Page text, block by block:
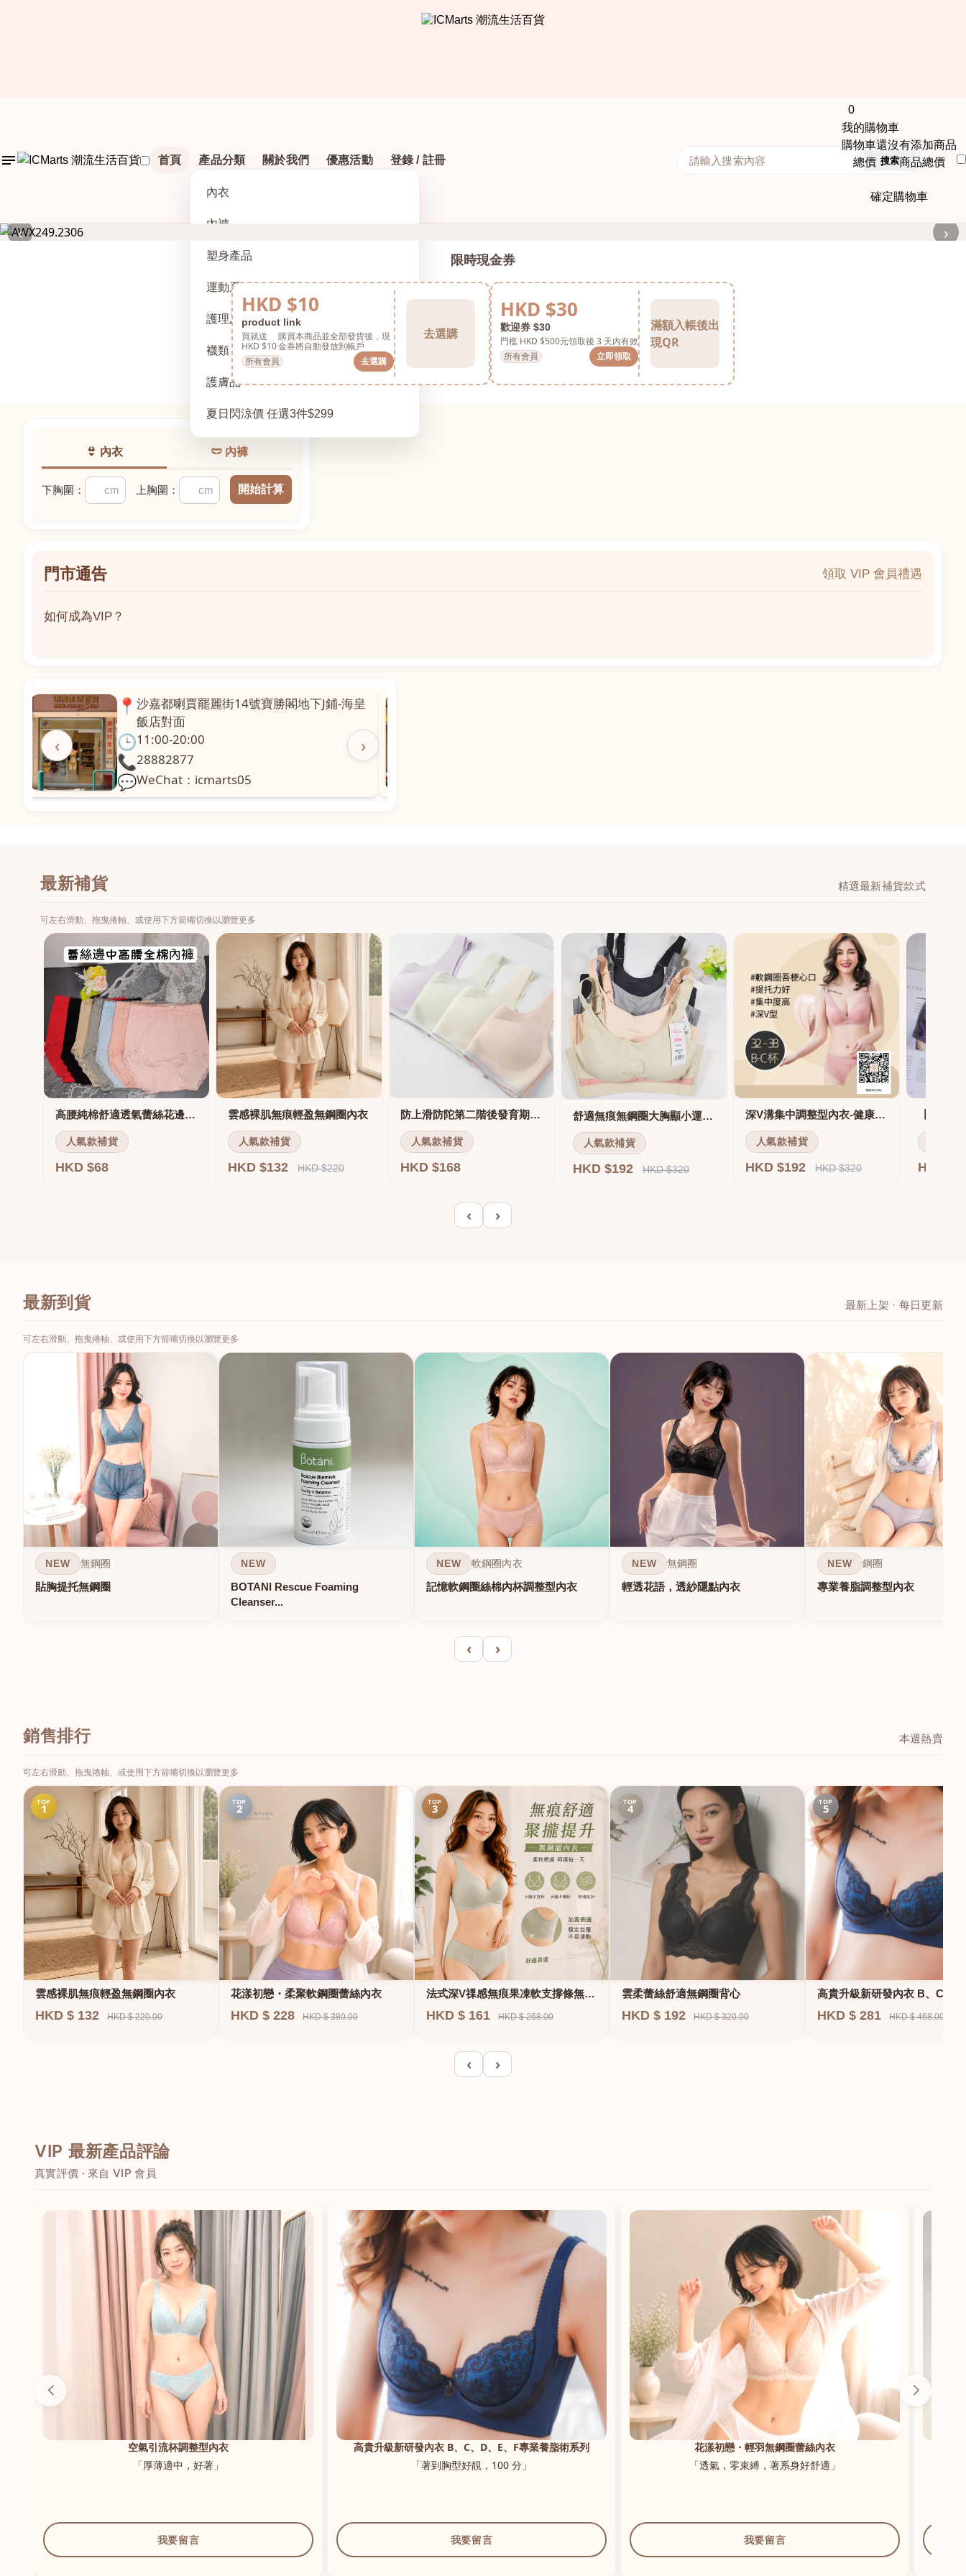
首頁 產品分類
內衣
內褲
塑身產品
運動系列
護理及配件
襪類
護膚品
夏日閃涼價 任選3件$299
關於我們 優惠活動 登錄 / 註冊
0
我的購物車
購物車還沒有添加商品
總價： 商品總價
確定購物車
搜索
‹ ›
限時現金券
HKD $10
product link
買就送
HKD $10
購買本商品並全部發貨後，現
金券將自動發放到帳戶
所有會員
去選購
去選購
HKD $30
歡迎券 $30
門檻 HKD $500元領取後 3 天內有效
所有會員
立即領取
滿額入帳後出
現QR
👙 內衣 🩲 內褲
下胸圍： 上胸圍： 開始計算
門市通告
領取 VIP 會員禮遇
如何成為VIP？
‹ ›
📍澳門啤利喇街121號珍興樓L1舖 粵華廣場對
面
🕒11:00-20:00
📞28331971
💬WeChat：icmarts02
最新補貨 精選最新補貨款式
可左右滑動、拖曳捲軸、或使用下方箭嘴切換以瀏覽更多
高腰純棉舒適透氣蕾絲花邊三角褲
人氣款補貨
HKD $68
雲感裸肌無痕輕盈無鋼圈內衣
人氣款補貨
HKD $132 HKD $220
防上滑防陀第二階後發育期內衣
人氣款補貨
HKD $168
舒適無痕無鋼圈大胸顯小運動內衣
人氣款補貨
HKD $192 HKD $320
深V溝集中調整型內衣-健康軟鋼圈
人氣款補貨
HKD $192 HKD $320 HKD
‹ ›
最新到貨 最新上架 · 每日更新
可左右滑動、拖曳捲軸、或使用下方箭嘴切換以瀏覽更多
NEW 無鋼圈
貼胸提托無鋼圈
NEW
BOTANI Rescue Foaming
Cleanser...
NEW 軟鋼圈內衣
記憶軟鋼圈絲棉內杯調整型內衣
NEW 無鋼圈
輕透花語，透紗隱點內衣
NEW 鋼圈
專業養脂調整型內衣
‹ ›
銷售排行 本週熱賣
可左右滑動、拖曳捲軸、或使用下方箭嘴切換以瀏覽更多
TOP
1
雲感裸肌無痕輕盈無鋼圈內衣
HKD $ 132 HKD $ 220.00
TOP
2
花漾初戀・柔聚軟鋼圈蕾絲內衣
HKD $ 228 HKD $ 380.00
TOP
3
法式深V祼感無痕果凍軟支撐條無鋼
圈內衣
HKD $ 161 HKD $ 268.00
TOP
4
雲柔蕾絲舒適無鋼圈背心
HKD $ 192 HKD $ 320.00
TOP
5
高貴升級新研發內衣 B、C、D
E、F專業養脂術系列
HKD $ 281 HKD $ 468.00
‹ ›
VIP 最新產品評論
真實評價 · 來自 VIP 會員
空氣引流杯調整型內衣
「厚薄適中，好著」
我要留言
高貴升級新研發內衣 B、C、D、E、F專業養脂術系列
「著到胸型好靚，100 分」
我要留言
花漾初戀・輕羽無鋼圈蕾絲內衣
「透氣，零束縛，著系身好舒適」
我要留言